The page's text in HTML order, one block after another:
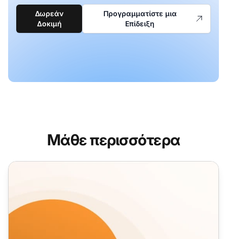
Δωρεάν
Δοκιμή
Προγραμματίστε μια
Επίδειξη
Μάθε περισσότερα
Πρότυπα Email Επαναπροσέγγισης